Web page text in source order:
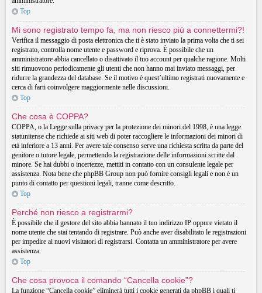
Top
Mi sono registrato tempo fa, ma non riesco piú a connettermi?!
Verifica il messaggio di posta elettronica che ti è stato inviato la prima volta che ti sei
registrato, controlla nome utente e password e riprova. È possibile che un
amministratore abbia cancellato o disattivato il tuo account per qualche ragione. Molti
siti rimuovono periodicamente gli utenti che non hanno mai inviato messaggi, per
ridurre la grandezza del database. Se il motivo è quest’ultimo registrati nuovamente e
cerca di farti coinvolgere maggiormente nelle discussioni.
Top
Che cosa è COPPA?
COPPA, o la Legge sulla privacy per la protezione dei minori del 1998, è una legge
statunitense che richiede ai siti web di poter raccogliere le informazioni dei minori di
età inferiore a 13 anni. Per avere tale consenso serve una richiesta scritta da parte del
genitore o tutore legale, permettendo la registrazione delle informazioni scritte dal
minore. Se hai dubbi o incertezze, mettiti in contatto con un consulente legale per
assistenza. Nota bene che phpBB Group non può fornire consigli legali e non è un
punto di contatto per questioni legali, tranne come descritto.
Top
Perché non riesco a registrarmi?
È possibile che il gestore del sito abbia bannato il tuo indirizzo IP oppure vietato il
nome utente che stai tentando di registrare. Può anche aver disabilitato le registrazioni
per impedire ai nuovi visitatori di registrarsi. Contatta un amministratore per avere
assistenza.
Top
Che cosa provoca il comando “Cancella cookie”?
La funzione “Cancella cookie” eliminerà tutti i cookie generati da phpBB i quali ti